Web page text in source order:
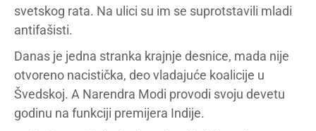
svetskog rata. Na ulici su im se suprotstavili mladi
antifašisti.
Danas je jedna stranka krajnje desnice, mada nije
otvoreno nacistička, deo vladajuće koalicije u
Švedskoj. A Narendra Modi provodi svoju devetu
godinu na funkciji premijera Indije.